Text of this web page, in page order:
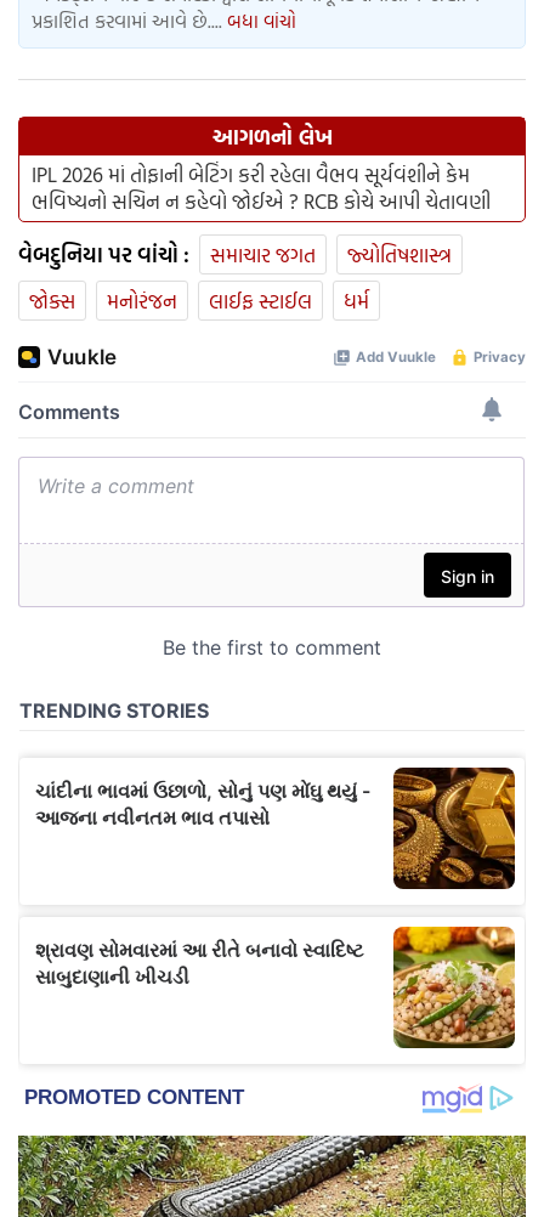
પ્રકાશિત કરવામાં આવે છે.... બધા વાંચો
આગળનો લેખ
IPL 2026 માં તોફાની બેટિંગ કરી રહેલા વૈભવ સૂર્યવંશીને કેમ
ભવિષ્યનો સચિન ન કહેવો જોઈએ ? RCB કોચે આપી ચેતાવણી
વેબદુનિયા પર વાંચો : સમાચાર જગત
જ્યોતિષશાસ્ત્ર
જોક્સ
મનોરંજન લાઈફ સ્ટાઈલ ધર્મ